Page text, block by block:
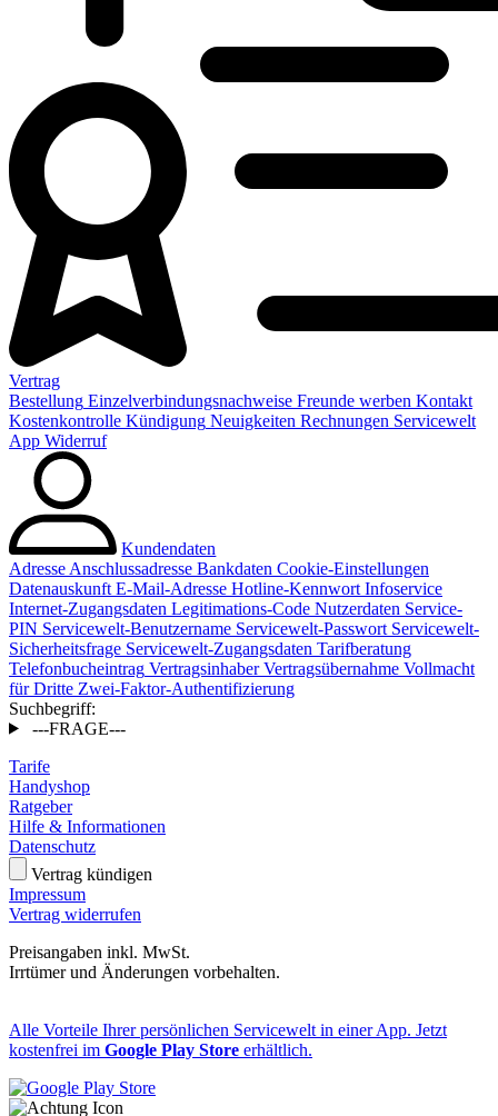
Vertrag
Bestellung Einzelverbindungsnachweise Freunde werben Kontakt
Kostenkontrolle Kündigung Neuigkeiten Rechnungen Servicewelt
App Widerruf
Kundendaten
Adresse Anschlussadresse Bankdaten Cookie-Einstellungen
Datenauskunft E-Mail-Adresse Hotline-Kennwort Infoservice
Internet-Zugangsdaten Legitimations-Code Nutzerdaten Service-
PIN Servicewelt-Benutzername Servicewelt-Passwort Servicewelt-
Sicherheitsfrage Servicewelt-Zugangsdaten Tarifberatung
Telefonbucheintrag VertragsinhaberVertragsübernahme Vollmacht
für Dritte Zwei-Faktor-Authentifizierung
Suchbegriff:
---FRAGE---
Tarife
Handyshop
Ratgeber
Hilfe & Informationen
Datenschutz
Vertrag kündigen
Impressum
Vertrag widerrufen
Preisangaben inkl. MwSt.
Irrtümer und Änderungen vorbehalten.
Alle Vorteile Ihrer persönlichen Servicewelt in einer App. Jetzt
kostenfrei im Google Play Store erhältlich.